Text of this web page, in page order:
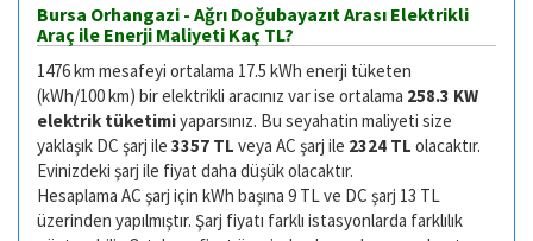
Bursa Orhangazi - Ağrı Doğubayazıt Arası Elektrikli
Araç ile Enerji Maliyeti Kaç TL?
1476 km mesafeyi ortalama 17.5 kWh enerji tüketen
(kWh/100 km) bir elektrikli aracınız var ise ortalama 258.3 KW
elektrik tüketimiyaparsınız. Bu seyahatin maliyeti size
yaklaşık DC şarj ile 3357 TL veya AC şarj ile 2324 TL olacaktır.
Evinizdeki şarj ile fiyat daha düşük olacaktır.
Hesaplama AC şarj için kWh başına 9 TL ve DC şarj 13 TL
üzerinden yapılmıştır. Şarj fiyatı farklı istasyonlarda farklılık